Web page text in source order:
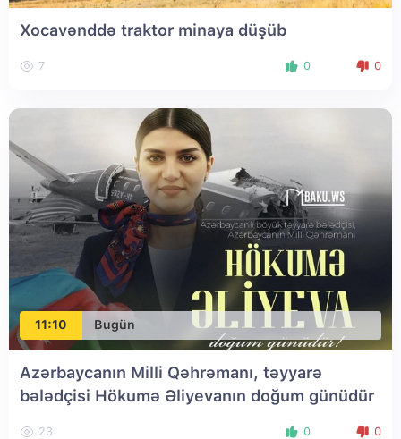
Xocavənddə traktor minaya düşüb
7 0 0
11:10 Bugün
Azərbaycanın Milli Qəhrəmanı, təyyarə
bələdçisi Hökumə Əliyevanın doğum günüdür
23 0 0